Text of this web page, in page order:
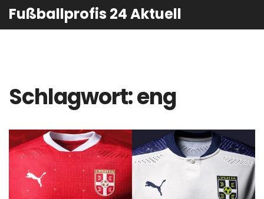
Fußballprofis 24 Aktuell
Schlagwort: eng